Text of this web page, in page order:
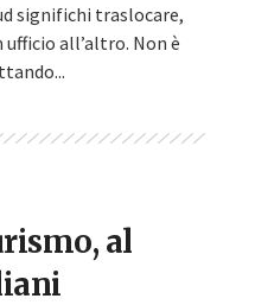
significhi traslocare,
ufficio all’altro. Non è
al